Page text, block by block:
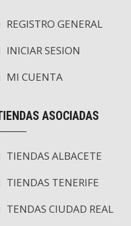
REGISTRO GENERAL
INICIAR SESION
MI CUENTA
ASOCIADAS
TIENDAS ALBACETE
TIENDAS TENERIFE
TENDAS CIUDAD REAL